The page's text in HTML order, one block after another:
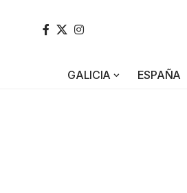
GALICIA ESPAÑA